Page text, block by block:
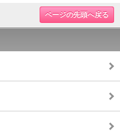
ページの先頭へ戻る